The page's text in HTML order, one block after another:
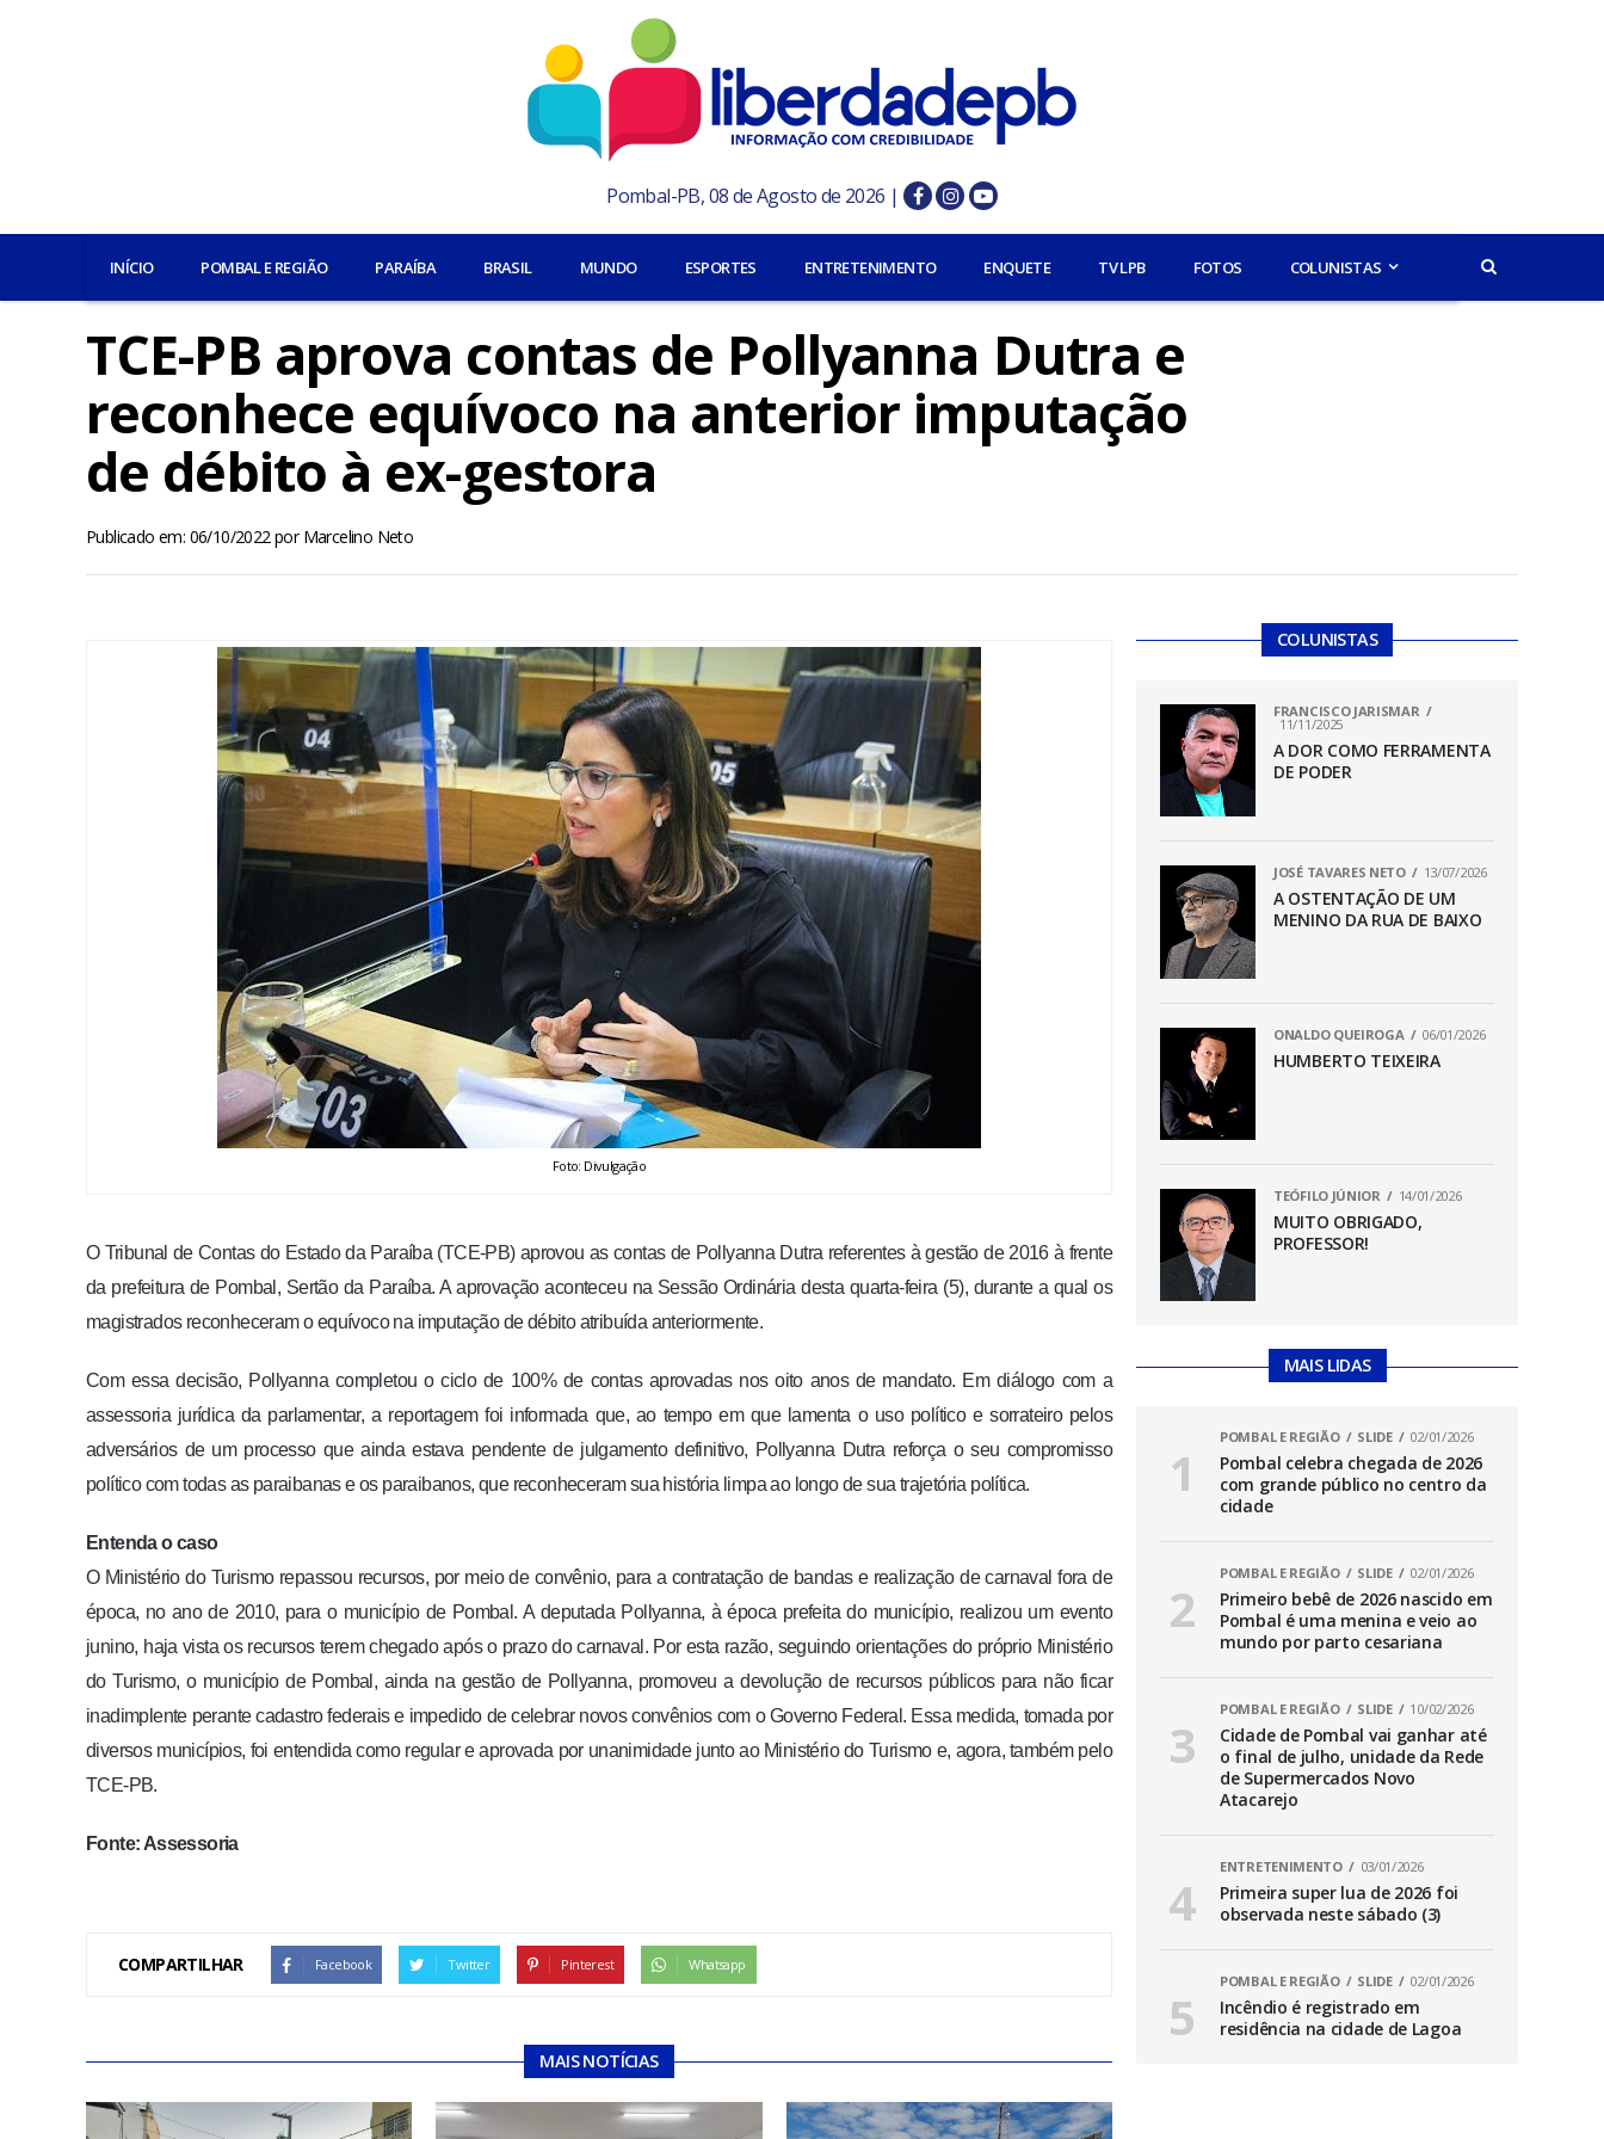
Pombal-PB, 08 de Agosto de 2026 |
INÍCIO POMBAL E REGIÃO PARAÍBA BRASIL MUNDO ESPORTES ENTRETENIMENTO ENQUETE TV LPB FOTOS COLUNISTAS
TCE-PB aprova contas de Pollyanna Dutra e
reconhece equívoco na anterior imputação
de débito à ex-gestora
Publicado em: 06/10/2022porMarcelino Neto
Foto: Divulgação
O Tribunal de Contas do Estado da Paraíba (TCE-PB) aprovou as contas de Pollyanna Dutra referentes à gestão de 2016 à frente
da prefeitura de Pombal, Sertão da Paraíba. A aprovação aconteceu na Sessão Ordinária desta quarta-feira (5), durante a qual os
magistrados reconheceram o equívoco na imputação de débito atribuída anteriormente.
Com essa decisão, Pollyanna completou o ciclo de 100% de contas aprovadas nos oito anos de mandato. Em diálogo com a
assessoria jurídica da parlamentar, a reportagem foi informada que, ao tempo em que lamenta o uso político e sorrateiro pelos
adversários de um processo que ainda estava pendente de julgamento definitivo, Pollyanna Dutra reforça o seu compromisso
político com todas as paraibanas e os paraibanos, que reconheceram sua história limpa ao longo de sua trajetória política.
Entenda o caso
O Ministério do Turismo repassou recursos, por meio de convênio, para a contratação de bandas e realização de carnaval fora de
época, no ano de 2010, para o município de Pombal. A deputada Pollyanna, à época prefeita do município, realizou um evento
junino, haja vista os recursos terem chegado após o prazo do carnaval. Por esta razão, seguindo orientações do próprio Ministério
do Turismo, o município de Pombal, ainda na gestão de Pollyanna, promoveu a devolução de recursos públicos para não ficar
inadimplente perante cadastro federais e impedido de celebrar novos convênios com o Governo Federal. Essa medida, tomada por
diversos municípios, foi entendida como regular e aprovada por unanimidade junto ao Ministério do Turismo e, agora, também pelo
TCE-PB.
Fonte: Assessoria
COMPARTILHAR Facebook Twitter Pinterest Whatsapp
MAIS NOTÍCIAS
COLUNISTAS
FRANCISCO JARISMAR
11/11/2025
A DOR COMO FERRAMENTA
DE PODER
JOSÉ TAVARES NETO 13/07/2026
A OSTENTAÇÃO DE UM
MENINO DA RUA DE BAIXO
ONALDO QUEIROGA 06/01/2026
HUMBERTO TEIXEIRA
TEÓFILO JÚNIOR 14/01/2026
MUITO OBRIGADO,
PROFESSOR!
MAIS LIDAS
POMBAL E REGIÃO SLIDE 02/01/2026
Pombal celebra chegada de 2026
com grande público no centro da
cidade
POMBAL E REGIÃO SLIDE 02/01/2026
Primeiro bebê de 2026 nascido em
Pombal é uma menina e veio ao
mundo por parto cesariana
POMBAL E REGIÃO SLIDE 10/02/2026
Cidade de Pombal vai ganhar até
o final de julho, unidade da Rede
de Supermercados Novo
Atacarejo
ENTRETENIMENTO 03/01/2026
Primeira super lua de 2026 foi
observada neste sábado (3)
POMBAL E REGIÃO SLIDE 02/01/2026
Incêndio é registrado em
residência na cidade de Lagoa